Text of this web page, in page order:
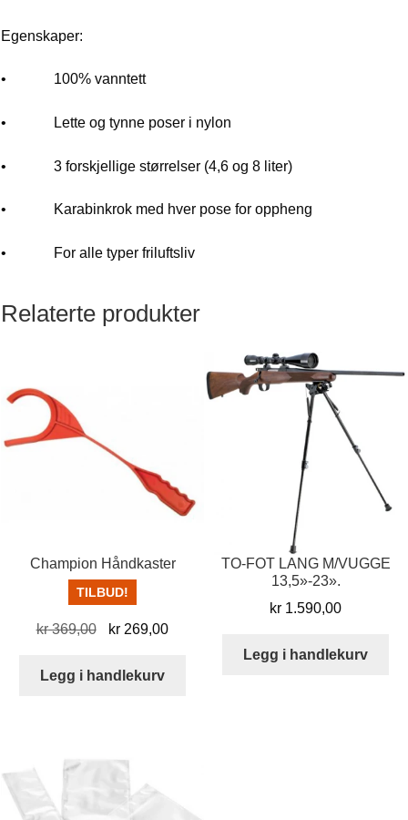
Egenskaper:
• 100% vanntett
• Lette og tynne poser i nylon
• 3 forskjellige størrelser (4,6 og 8 liter)
• Karabinkrok med hver pose for oppheng
• For alle typer friluftsliv
Relaterte produkter
Champion Håndkaster
TILBUD!
kr369,00
Opprinnelig
var:
kr 269,00Nåværende
Legg i handlekurv
TO-FOT LANG M/VUGGE
13,5»-23».
kr 1.590,00
Legg i handlekurv